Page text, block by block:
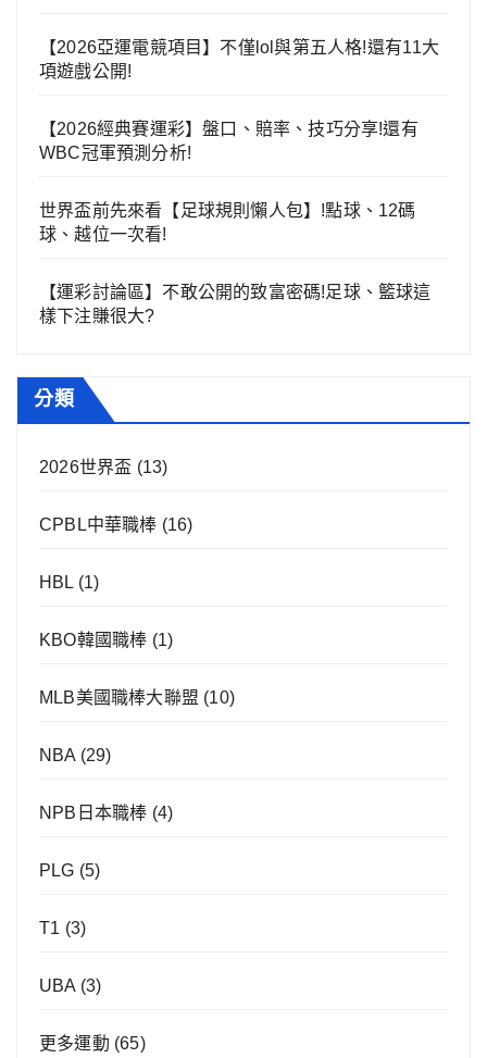
【2026亞運電競項目】不僅lol與第五人格!還有11大
項遊戲公開!
【2026經典賽運彩】盤口、賠率、技巧分享!還有
WBC冠軍預測分析!
世界盃前先來看【足球規則懶人包】!點球、12碼
球、越位一次看!
【運彩討論區】不敢公開的致富密碼!足球、籃球這
樣下注賺很大?
分類
2026世界盃 (13)
CPBL中華職棒 (16)
HBL (1)
KBO韓國職棒 (1)
MLB美國職棒大聯盟 (10)
NBA (29)
NPB日本職棒 (4)
PLG (5)
T1 (3)
UBA (3)
更多運動 (65)